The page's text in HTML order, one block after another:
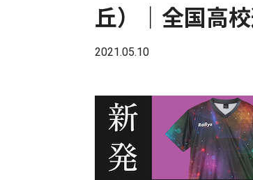
丘）｜全国高
2021.05.10